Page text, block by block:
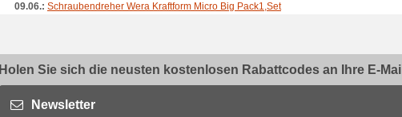
09.06.: Schraubendreher Wera Kraftform Micro Big Pack1,Set
09.06.: Funkgerät Motorola TLKR T92 H2O, PMR446
09.06.: Funkgerät Motorola TLKR T62, PMR446
09.06.: Maulschlüssel Wera 6004 Joker 4 Set 1
09.06.: Maulschlüssel Wera 6004 Joker
Holen Sie sich die neusten kostenlosen Rabattcodes an Ihre E-
Newsletter